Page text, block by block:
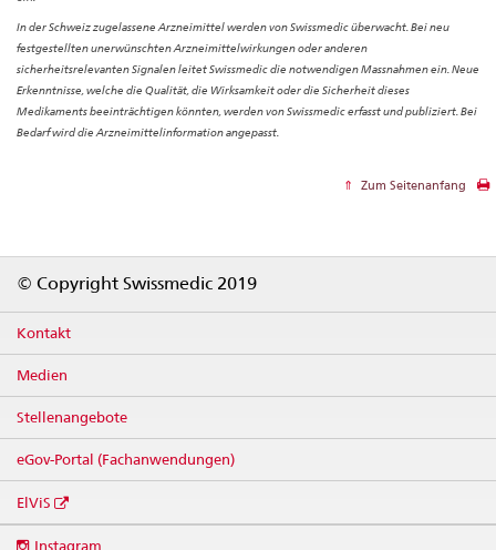
In der Schweiz zugelassene Arzneimittel werden von Swissmedic überwacht. Bei neu
festgestellten unerwünschten Arzneimittelwirkungen oder anderen
sicherheitsrelevanten Signalen leitet Swissmedic die notwendigen Massnahmen ein. Neue
Erkenntnisse, welche die Qualität, die Wirksamkeit oder die Sicherheit dieses
Medikaments beeinträchtigen könnten, werden von Swissmedic erfasst und publiziert. Bei
Bedarf wird die Arzneimittelinformation angepasst.
Zum Seitenanfang
© Copyright Swissmedic 2019
Kontakt
Medien
Stellenangebote
eGov-Portal (Fachanwendungen)
ElViS
Instagram